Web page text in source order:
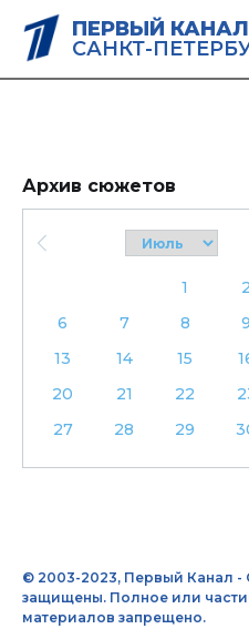
ПЕРВЫЙ КАНАЛ
САНКТ-
Архив сюжетов
1 2
6
7 8 9
13
14 15
20
21 22
27
28 29
© 2003-2023, Первый Канал -
защищены. Полное или
материалов запрещено.